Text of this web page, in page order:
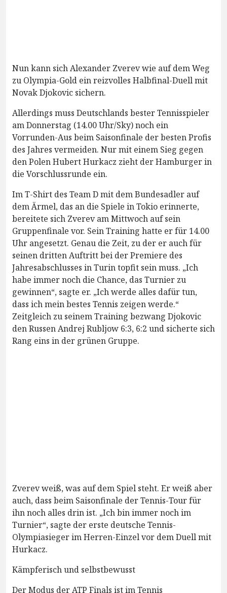
Nun kann sich Alexander Zverev wie auf dem Weg
zu Olympia-Gold ein reizvolles Halbfinal-Duell mit
Novak Djokovic sichern.
Allerdings muss Deutschlands bester Tennisspieler
am Donnerstag (14.00 Uhr/Sky) noch ein
Vorrunden-Aus beim Saisonfinale der besten Profis
des Jahres vermeiden. Nur mit einem Sieg gegen
den Polen Hubert Hurkacz zieht der Hamburger in
die Vorschlussrunde ein.
Im T-Shirt des Team D mit dem Bundesadler auf
dem Ärmel, das an die Spiele in Tokio erinnerte,
bereitete sich Zverev am Mittwoch auf sein
Gruppenfinale vor. Sein Training hatte er für 14.00
Uhr angesetzt. Genau die Zeit, zu der er auch für
seinen dritten Auftritt bei der Premiere des
Jahresabschlusses in Turin topfit sein muss. „Ich
habe immer noch die Chance, das Turnier zu
gewinnen“, sagte er. „Ich werde alles dafür tun,
dass ich mein bestes Tennis zeigen werde.“
Zeitgleich zu seinem Training bezwang Djokovic
den Russen Andrej Rubljow 6:3, 6:2 und sicherte sich
Rang eins in der grünen Gruppe.
Zverev weiß, was auf dem Spiel steht. Er weiß aber
auch, dass beim Saisonfinale der Tennis-Tour für
ihn noch alles drin ist. „Ich bin immer noch im
Turnier“, sagte der erste deutsche Tennis-
Olympiasieger im Herren-Einzel vor dem Duell mit
Hurkacz.
Kämpferisch und selbstbewusst
Der Modus der ATP Finals ist im Tennis